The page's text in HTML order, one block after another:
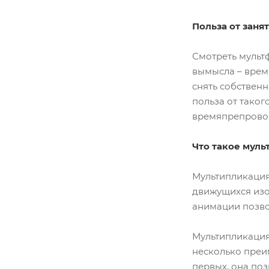
Польза от
Смотреть
вымысла –
снять
польза от
Что такое
движущихся
анимации
несколько
первых, она